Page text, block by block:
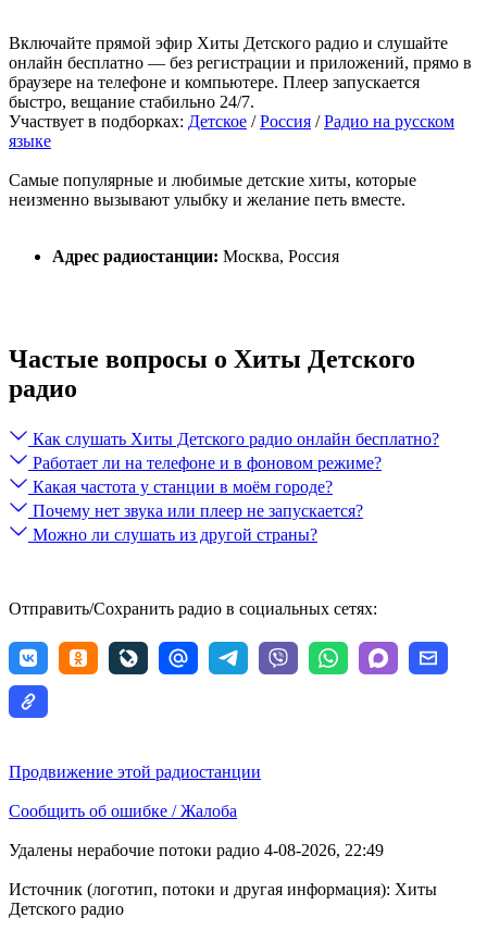
Включайте прямой эфир Хиты Детского радио и слушайте
онлайн бесплатно — без регистрации и приложений, прямо в
браузере на телефоне и компьютере. Плеер запускается
быстро, вещание стабильно 24/7.
Участвует в подборках: Детское /Россия /Радио на русском
языке
Самые популярные и любимые детские хиты, которые
неизменно вызывают улыбку и желание петь вместе.
Адрес радиостанции: Москва, Россия
Частые вопросы о Хиты Детского
радио
Как слушать Хиты Детского радио онлайн бесплатно?
Работает ли на телефоне и в фоновом режиме?
Какая частота у станции в моём городе?
Почему нет звука или плеер не запускается?
Можно ли слушать из другой страны?
Отправить/Сохранить радио в социальных сетях:
Продвижение этой радиостанции
Сообщить об ошибке / Жалоба
Удалены нерабочие потоки радио 4-08-2026, 22:49
Источник (логотип, потоки и другая информация): Хиты
Детского радио